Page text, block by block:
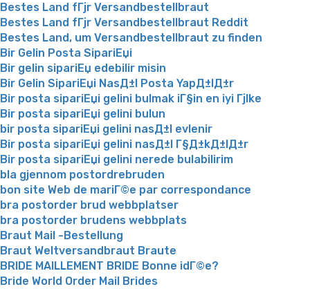
Bestes Land fГјr Versandbestellbraut
Bestes Land fГјr Versandbestellbraut Reddit
Bestes Land, um Versandbestellbraut zu finden
Bir Gelin Posta SipariЕџi
Bir gelin sipariЕџ edebilir misin
Bir Gelin SipariЕџi NasД±l Posta YapД±lД±r
Bir posta sipariЕџi gelini bulmak iГ§in en iyi Гјlke
Bir posta sipariЕџi gelini bulun
bir posta sipariЕџi gelini nasД±l evlenir
Bir posta sipariЕџi gelini nasД±l Г§Д±kД±lД±r
Bir posta sipariЕџi gelini nerede bulabilirim
bla gjennom postordrebruden
bon site Web de mariГ©e par correspondance
bra postorder brud webbplatser
bra postorder brudens webbplats
Braut Mail -Bestellung
Braut Weltversandbraut Braute
BRIDE MAILLEMENT BRIDE Bonne idГ©e?
Bride World Order Mail Brides